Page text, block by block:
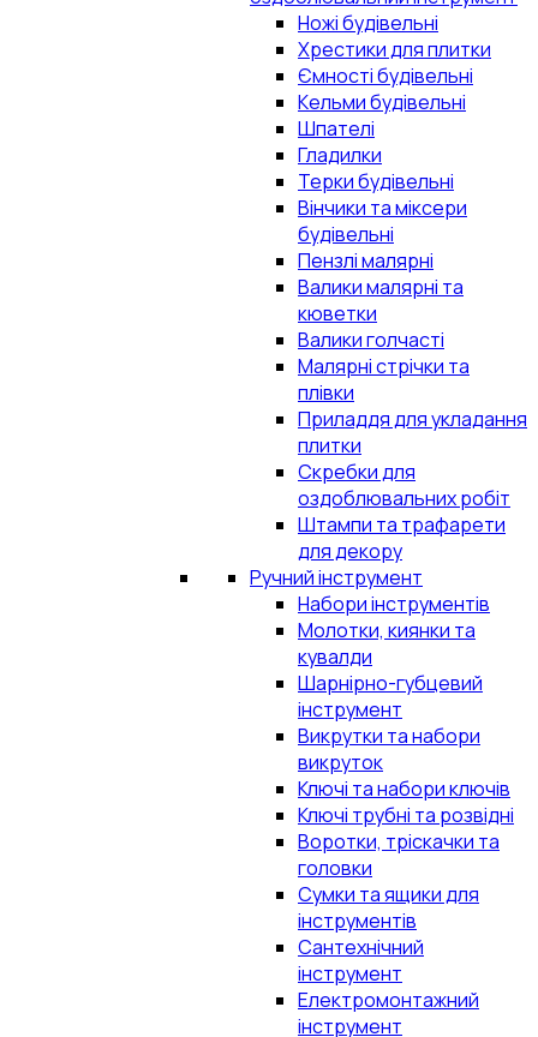
Ножі будівельні
Хрестики для плитки
Ємності будівельні
Кельми будівельні
Шпателі
Гладилки
Терки будівельні
Вінчики та міксери
будівельні
Пензлі малярні
Валики малярні та
кюветки
Валики голчасті
Малярні стрічки та
плівки
Приладдя для укладання
плитки
Скребки для
оздоблювальних робіт
Штампи та трафарети
для декору
Ручний інструмент
Набори інструментів
Молотки, киянки та
кувалди
Шарнірно-губцевий
інструмент
Викрутки та набори
викруток
Ключі та набори ключів
Ключі трубні та розвідні
Воротки, тріскачки та
головки
Сумки та ящики для
інструментів
Сантехнічний
інструмент
Електромонтажний
інструмент